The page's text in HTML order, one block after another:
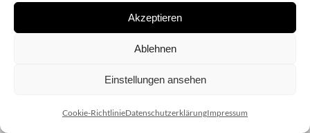
Akzeptieren
Ablehnen
Einstellungen ansehen
Cookie-RichtlinieDatenschutzerklärungImpressum
Copyright 2020 dieSCHAUsteller.at |Datenschützerklärung|
| Design:www.ARGEntur.at